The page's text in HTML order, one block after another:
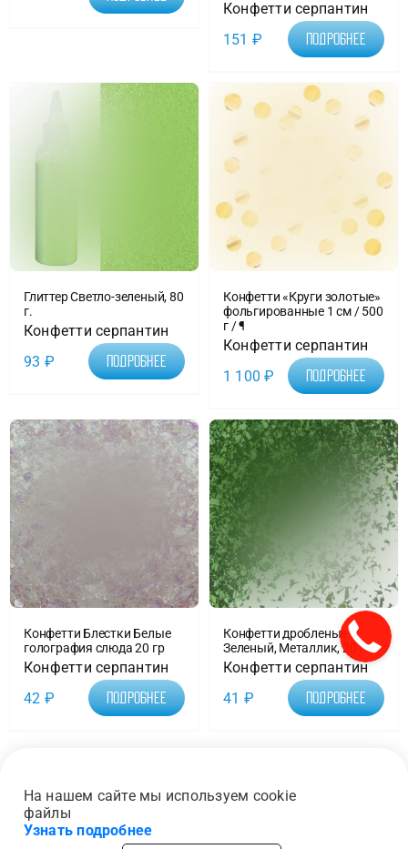
Конфетти серпантин
151 ₽ Подробнее
Глиттер Светло-зеленый, 80
г.
Конфетти серпантин
93 ₽ Подробнее
Конфетти «Круги золотые»
фольгированные 1 см / 500
г / ¶
Конфетти серпантин
1 100₽ Подробнее
Конфетти Блестки Белые
голография слюда 20 гр
Конфетти серпантин
42 ₽ Подробнее
Конфетти дробленые
Зеленый, Металлик, 20 г.
Конфетти серпантин
41 ₽ Подробнее
1
На нашем сайте мы используем cookie
файлы
Узнать подробнее